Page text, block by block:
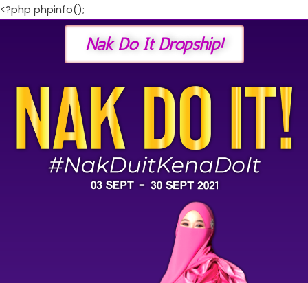
<?php phpinfo();
Nak Do It Dropship!